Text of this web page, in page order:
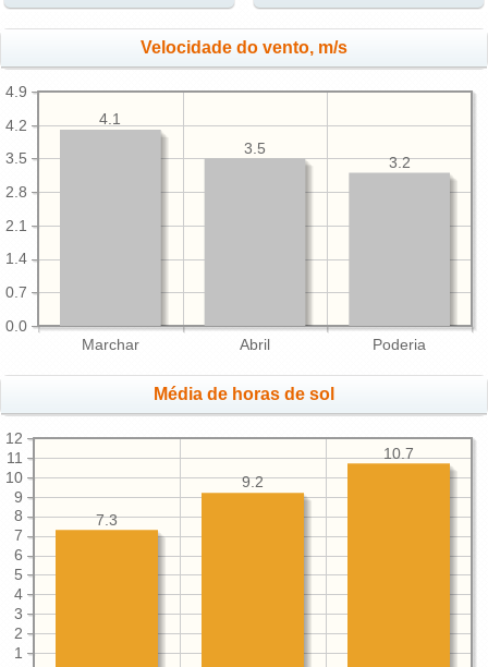
Velocidade do vento, m/s
Marchar Abril Poderia
0.0
0.7
1.4
2.1
2.8
3.5
4.2
4.9
3.2
3.5
4.1
Média de horas de sol
1
2
3
4
5
6
7
8
9
10
11
12
10.7
9.2
7.3